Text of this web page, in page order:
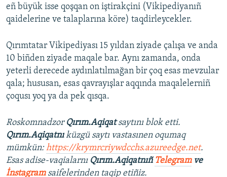
eñ büyük isse qoşqan on iştirakçini (Vikipediyanıñ
qaidelerine ve talaplarına köre) taqdirleycekler.
Qırımtatar Vikipediyası 15 yıldan ziyade çalışa ve anda
10 biñden ziyade maqale bar. Aynı zamanda, onda
yeterli derecede aydınlatılmağan bir çoq esas mevzular
qala; hususan, esas qavrayışlar aqqında maqalelerniñ
çoqusı yoq ya da pek qısqa.
Roskomnadzor Qırım.Aqiqatsaytını blok etti.
Qırım.Aqiqatnıküzgü saytı vastasınen oqumaq
mümkün:https://krymrcriywdcchs.azureedge.net.
Esas adise-vaqialarnı Qırım.Aqiqatnıñ Telegramve
İnstagram saifelerinden taqip etiñiz.